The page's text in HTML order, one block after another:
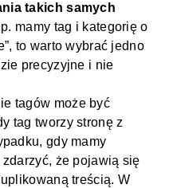
takich samych
mamy tag i kategorię o
to warto wybrać jedno
precyzyjne i nie
tagów może być
tag tworzy stronę z
gdy mamy
że pojawią się
treścią. W